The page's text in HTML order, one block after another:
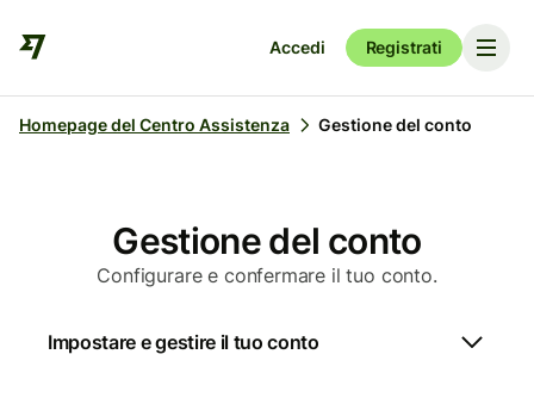
Accedi Registrati
Homepage del Centro Assistenza Gestione del conto
Gestione del conto
Configurare e confermare il tuo conto.
Impostare e gestire il tuo conto